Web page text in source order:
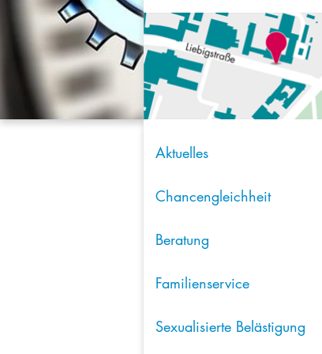
Aktuelles
Chancengleichheit
Beratung
Familienservice
Sexualisierte Belästigung